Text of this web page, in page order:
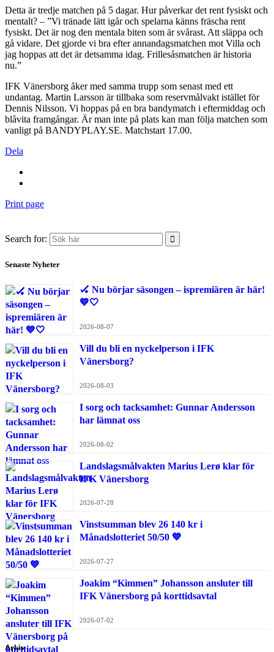
Detta är tredje matchen på 5 dagar. Hur påverkar det rent fysiskt och
mentalt? – ”Vi tränade lätt igår och spelarna känns fräscha rent
fysiskt. Det är nog den mentala biten som är svårast. Att släppa och
gå vidare. Det gjorde vi bra efter annandagsmatchen mot Villa och
jag hoppas att det är detsamma idag. Frillesåsmatchen är historia
nu.”
IFK Vänersborg åker med samma trupp som senast med ett
undantag. Martin Larsson är tillbaka som reservmålvakt istället för
Dennis Nilsson. Vi hoppas på en bra bandymatch i eftermiddag och
blåvita framgångar. Är man inte på plats kan man följa matchen som
vanligt på BANDYPLAY.SE. Matchstart 17.00.
Dela
Print page
Search for:
Senaste Nyheter
🏑 Nu börjar säsongen – ispremiären är här!
💙🤍
2026-08-07
Vill du bli en nyckelperson i IFK
Vänersborg?
2026-08-03
I sorg och tacksamhet: Gunnar Andersson
har lämnat oss
2026-08-02
Landslagsmålvakten Marius Lerø klar för
IFK Vänersborg
2026-07-28
Vinstsumman blev 26 140 kr i
Månadslotteriet 50/50 💙
2026-07-27
Joakim “Kimmen” Johansson ansluter till
IFK Vänersborg på korttidsavtal
2026-07-02
Arkiv